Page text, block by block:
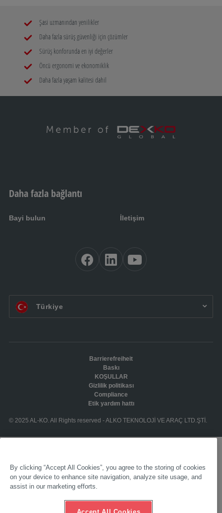
Şasi uzmanından yenilikler
Daha fazla sürüş güvenliği için çözümler
Sürüş konforunda en iyi değerler
Öncü ergonomi ve ekonomiklik
Daha fazla yaşam kalitesi dahil
Daha fazla bağlantı
Bayi bulun İletişim
TR: Türkiye
© 2025 AL-KO. All Rights reserved - ALKO TEKNOLOJİ VE ARAÇ LTD.ŞTİ.
Barrierefreiheit
Baskı
KOŞULLAR
Gizlilik politikası
Compliance
Etik yardım hattı
By clicking “Accept All Cookies”, you agree to the storing of cookies
on your device to enhance site navigation, analyze site usage, and
assist in our marketing efforts.